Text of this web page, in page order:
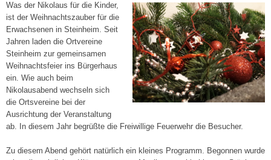
Was der Nikolaus für die Kinder,
ist der Weihnachtszauber für die
Erwachsenen in Steinheim. Seit
Jahren laden die Ortvereine
Steinheim zur gemeinsamen
Weihnachtsfeier ins Bürgerhaus
ein. Wie auch beim
Nikolausabend wechseln sich
die Ortsvereine bei der
Ausrichtung der Veranstaltung
ab. In diesem Jahr begrüßte die Freiwillige Feuerwehr die Besucher.
Zu diesem Abend gehört natürlich ein kleines Programm. Begonnen wurde